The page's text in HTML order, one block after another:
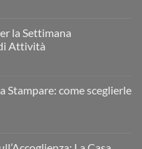
la Settimana
Attività
Stampare: come sceglierle